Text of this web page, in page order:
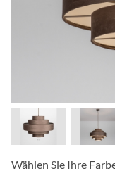
Wählen Sie Ihre